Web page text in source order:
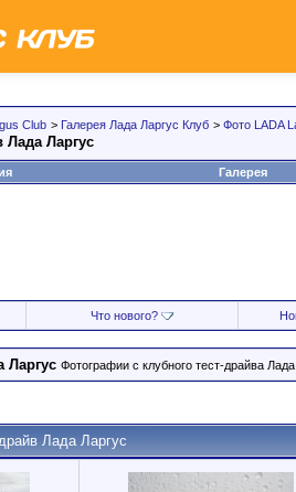
Club > Галерея Лада Ларгус Клуб > Фото LADA
Лада Ларгус
Галерея
Что нового?
Ларгус Фотографии с клубного тест-драйва
Лада Ларгус